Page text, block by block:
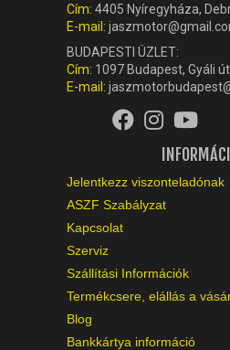
Cím: 4405 Nyíregyháza,
E-mail:
BUDAPESTI ÜZLET:
Cím: 1097 Budapest, Gyáli út
E-mail:
Jelentkezz viszonteladónak
ASZF Szabályzat
Kapcsolat
Szerviz
Szállítási Információk
Termékcsere, elállás a
Blog
Bankkártya információ